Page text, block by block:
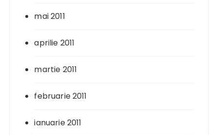
mai 2011
aprilie 2011
martie 2011
februarie 2011
ianuarie 2011